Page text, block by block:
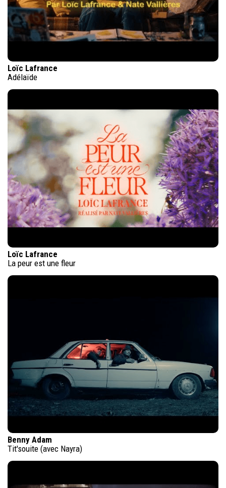
Loïc Lafrance
Adélaïde
Loïc Lafrance
La peur est une fleur
Benny Adam
Tit'souite (avec Nayra)